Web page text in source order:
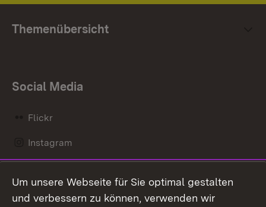
Themenübersicht
Social Media
Flickr
Instagram
Mastodon
Um unsere Webseite für Sie optimal gestalten
und verbessern zu können, verwenden wir